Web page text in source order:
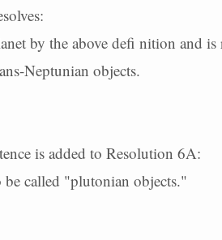
by the above defi nition and
Neptunian objects.
is added to Resolution 6A:
called "plutonian objects."